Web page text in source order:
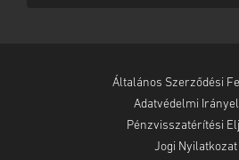
Általános Szerződési
Adatvédelmi
Pénzvisszatérítési
Jogi Nyilatkozat